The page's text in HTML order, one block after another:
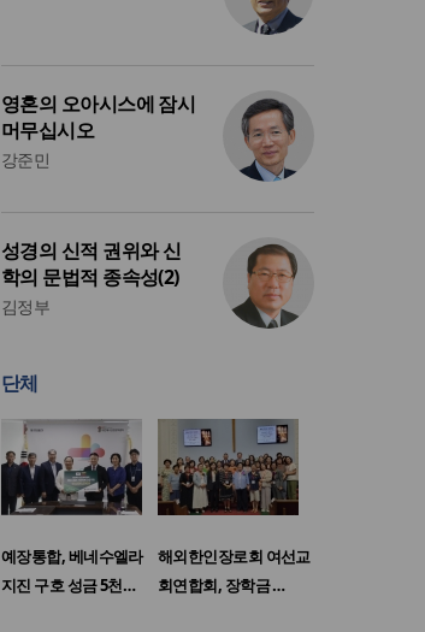
영혼의 오아시스에 잠시
머무십시오
강준민
성경의 신적 권위와 신
학의 문법적 종속성(2)
김정부
단체
예장통합, 베네수엘라
지진 구호 성금 5천…
해외한인장로회 여선교
회연합회, 장학금 …